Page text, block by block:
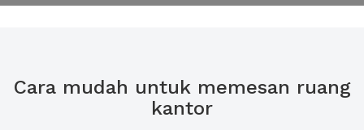
Cara mudah untuk memesan ruang
kantor